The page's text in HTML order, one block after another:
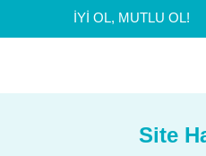
İYİ OL, MUTLU OL!
Site